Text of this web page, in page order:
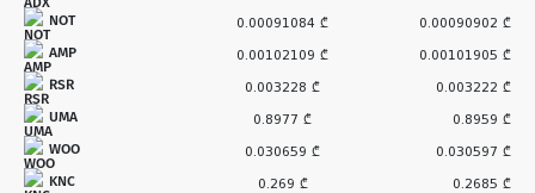
NOT 0.00091084 ₾ 0.00090902 ₾
AMP 0.00102109 ₾ 0.00101905 ₾
RSR 0.003228 ₾ 0.003222 ₾
UMA 0.8977 ₾ 0.8959 ₾
WOO 0.030659 ₾ 0.030597 ₾
KNC 0.269 ₾ 0.2685 ₾